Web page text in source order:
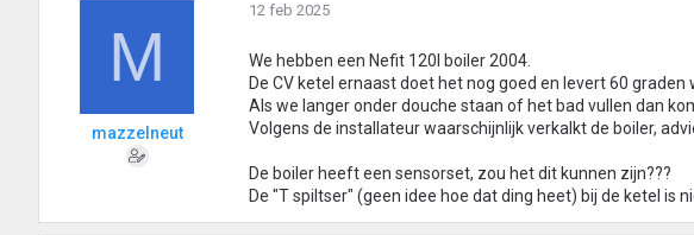
M
mazzelneut
12 feb 2025
We hebben een Nefit 120l boiler 2004.
De CV ketel ernaast doet het nog goed en levert 60 graden
Als we langer onder douche staan of het bad vullen dan
Volgens de installateur waarschijnlijk verkalkt de boiler,
De boiler heeft een sensorset, zou het dit kunnen zijn???
De "T spiltser" (geen idee hoe dat ding heet) bij de ketel is